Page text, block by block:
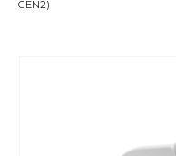
GEN2)